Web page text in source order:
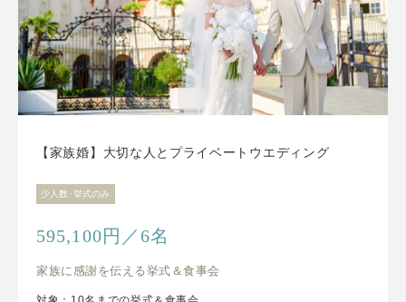
【家族婚】大切な人とプライベートウエディング
少人数･挙式のみ
595,100円／6名
家族に感謝を伝える挙式＆食事会